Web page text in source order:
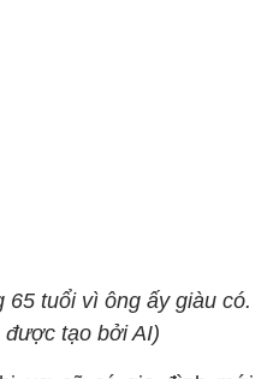
tuổi vì ông ấy giàu có.
tạo bởi AI)